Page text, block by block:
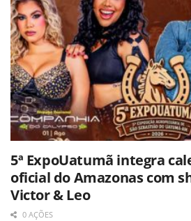
5ª ExpoUatumã integra
oficial do Amazonas com
Victor & Leo
0 AÇÕES